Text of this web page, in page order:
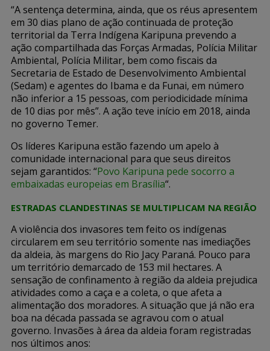
“A sentença determina, ainda, que os réus apresentem
em 30 dias plano de ação continuada de proteção
territorial da Terra Indígena Karipuna prevendo a
ação compartilhada das Forças Armadas, Polícia Militar
Ambiental, Polícia Militar, bem como fiscais da
Secretaria de Estado de Desenvolvimento Ambiental
(Sedam) e agentes do Ibama e da Funai, em número
não inferior a 15 pessoas, com periodicidade mínima
de 10 dias por mês”. A ação teve início em 2018, ainda
no governo Temer.
Os líderes Karipuna estão fazendo um apelo à
comunidade internacional para que seus direitos
sejam garantidos: “Povo Karipuna pede socorro a
embaixadas europeias em Brasília“.
ESTRADAS CLANDESTINAS SE MULTIPLICAM NA REGIÃO
A violência dos invasores tem feito os indígenas
circularem em seu território somente nas imediações
da aldeia, às margens do Rio Jacy Paraná. Pouco para
um território demarcado de 153 mil hectares. A
sensação de confinamento à região da aldeia prejudica
atividades como a caça e a coleta, o que afeta a
alimentação dos moradores. A situação que já não era
boa na década passada se agravou com o atual
governo. Invasões à área da aldeia foram registradas
nos últimos anos: